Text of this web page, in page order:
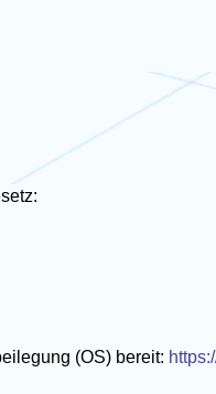
(OS) bereit: